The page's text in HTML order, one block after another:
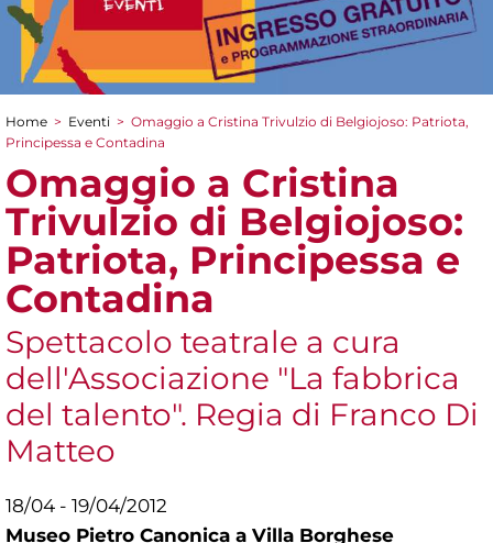
Tu sei qui
Home > Eventi > Omaggio a Cristina Trivulzio di Belgiojoso: Patriota,
Principessa e Contadina
Omaggio a Cristina
Trivulzio di Belgiojoso:
Patriota, Principessa e
Contadina
Spettacolo teatrale a cura
dell'Associazione "La fabbrica
del talento". Regia di Franco Di
Matteo
18/04 - 19/04/2012
Museo Pietro Canonica a Villa Borghese